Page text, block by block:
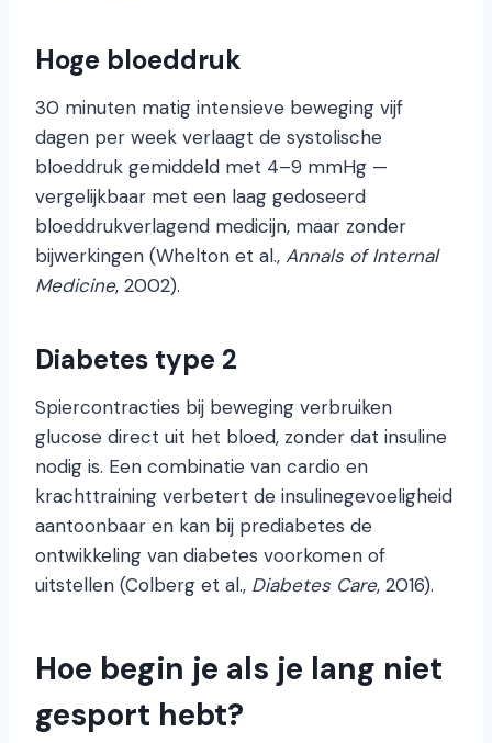
Hoge bloeddruk
30 minuten matig intensieve beweging vijf
dagen per week verlaagt de systolische
bloeddruk gemiddeld met 4–9 mmHg —
vergelijkbaar met een laag gedoseerd
bloeddrukverlagend medicijn, maar zonder
bijwerkingen (Whelton et al., Annals of Internal
Medicine, 2002).
Diabetes type 2
Spiercontracties bij beweging verbruiken
glucose direct uit het bloed, zonder dat insuline
nodig is. Een combinatie van cardio en
krachttraining verbetert de insulinegevoeligheid
aantoonbaar en kan bij prediabetes de
ontwikkeling van diabetes voorkomen of
uitstellen (Colberg et al., Diabetes Care, 2016).
Hoe begin je als je lang niet
gesport hebt?